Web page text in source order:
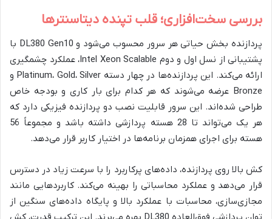
بررسی سخت‌افزاری؛ قلب تپنده دیتاسنترها
پردازنده بخش حیاتی هر سرور محسوب می‌شود و DL380 Gen10 با
پشتیبانی از نسل اول و دوم Intel Xeon Scalable، عملکرد چشمگیری
ارائه می‌کند. این پردازنده‌ها در چهار دسته Platinum، Gold، Silver و
Bronze عرضه می‌شوند که هر کدام برای بار کاری و بودجه خاص
طراحی شده‌اند. این سرور قابلیت نصب دو پردازنده فیزیکی دارد که
هر یک می‌تواند تا 28 هسته پردازشی داشته باشد و مجموعاً 56
هسته برای اجرای همزمان برنامه‌ها در اختیار کاربر قرار می‌دهد.
کش بالا روی پردازنده، داده‌های پرکاربرد را با سرعت زیاد در دسترس
قرار می‌دهد و عملکرد محاسباتی را بهینه می‌کند. کاربردهایی مانند
مجازی‌سازی، محاسبات با عملکرد بالا و پایگاه داده‌های سنگین از